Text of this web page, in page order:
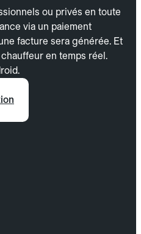
ou privés en toute
via un paiement
facture sera générée. Et
en temps réel.